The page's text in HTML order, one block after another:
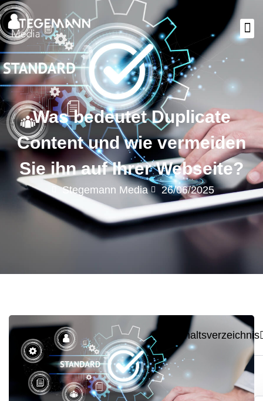
Was bedeutet Duplicate
Content und wie vermeiden
Sie ihn auf Ihrer Webseite?
Stegemann Media 26/06/2025
Inhaltsverzeichnis